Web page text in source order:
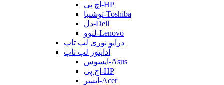
اچ پی-HP
توشیبا-Toshiba
دل-Dell
لنوو-Lenovo
درایو نوری لپ تاپ
آداپتور لپ تاپ
ایسوس-Asus
اچ پی-HP
ایسر-Acer